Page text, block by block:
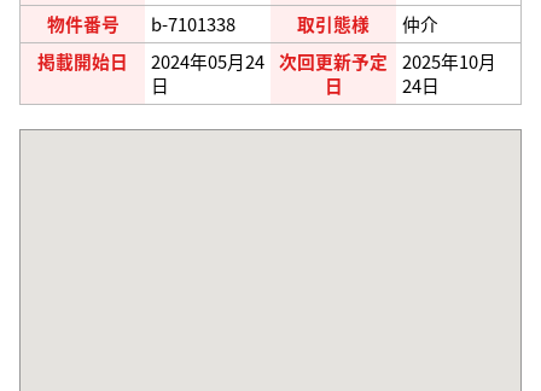
物件番号 b-7101338 取引態様
仲介
掲載開始日
2024年05月24
日
次回更新予定
日
2025年10月
24日